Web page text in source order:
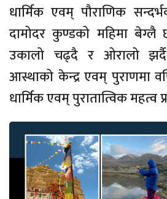
धार्मिक एवम् पौराणिक
दामोदर कुण्डको महिमा बेग्लै
उकालो चढ्दै र ओरालो
आस्थाको केन्द्र एवम् पुराणमा
धार्मिक एवम् पुरातात्विक महत्व